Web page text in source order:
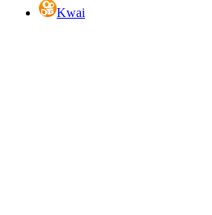
Kwai